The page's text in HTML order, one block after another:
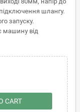
шлангу.
запуску.
машину від
CART